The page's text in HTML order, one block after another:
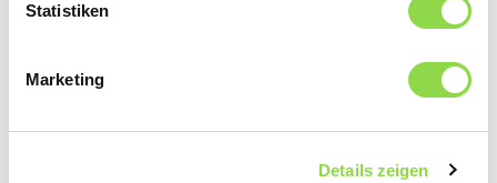
Statistiken
Marketing
Details zeigen